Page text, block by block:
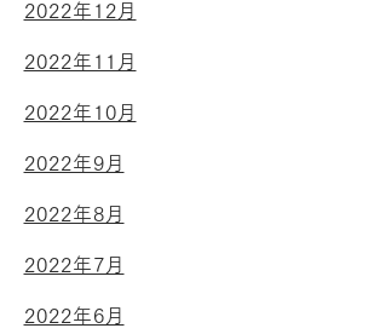
2022年12月
2022年11月
2022年10月
2022年9月
2022年8月
2022年7月
2022年6月